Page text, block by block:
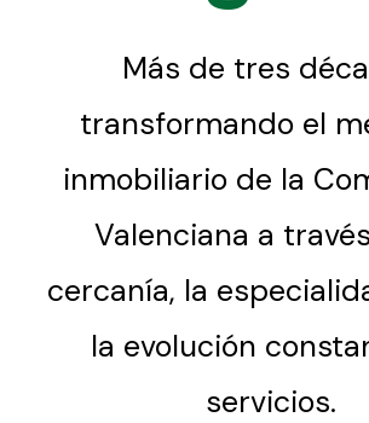
Más de tres
transformando el
inmobiliario de la
Valenciana a
cercanía, la
la evolución
servicios.